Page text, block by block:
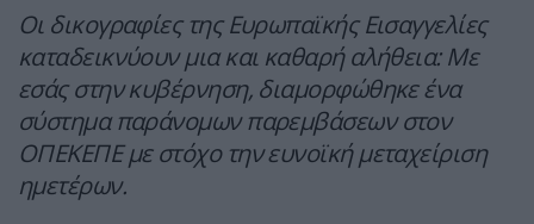
Οι δικογραφίες της Ευρωπαϊκής Εισαγγελίες
καταδεικνύουν μια και καθαρή αλήθεια: Με
εσάς στην κυβέρνηση, διαμορφώθηκε ένα
σύστημα παράνομων παρεμβάσεων στον
ΟΠΕΚΕΠΕ με στόχο την ευνοϊκή μεταχείριση
ημετέρων.